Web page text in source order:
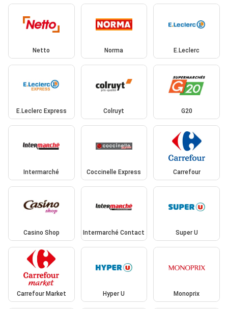
Netto Norma E.Leclerc
E.Leclerc Express Colruyt G20
Intermarché Coccinelle Express Carrefour
Casino Shop Intermarché Contact Super U
Carrefour Market Hyper U Monoprix